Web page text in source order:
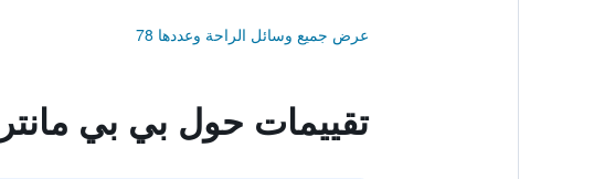
عرض جميع وسائل الراحة وعددها 78
تقييمات حول بي بي